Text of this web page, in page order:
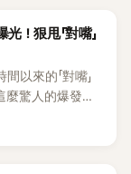
讓不少網友看
狠甩「對嘴」
以來的「對嘴」
驚人的爆發力